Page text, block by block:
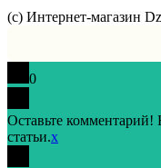
(с) Интернет-магазин
0
Оставьте
статьи.x